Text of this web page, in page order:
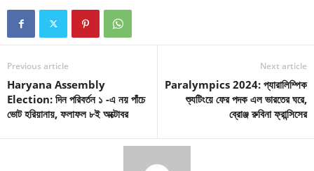
Previous article
Haryana Assembly
Election: দিন পরিবর্তন ১ -এ নয় পাঁচে
ভোট হরিয়ানায়, ফলাফল ৮ই অক্টোবর
Next article
Paralympics 2024: প্যারালিম্পিক
শ্যুটিংয়ে ফের পদক এল ভারতের ঘরে,
ব্রোঞ্জ রুবিনা ফ্রান্সিসের